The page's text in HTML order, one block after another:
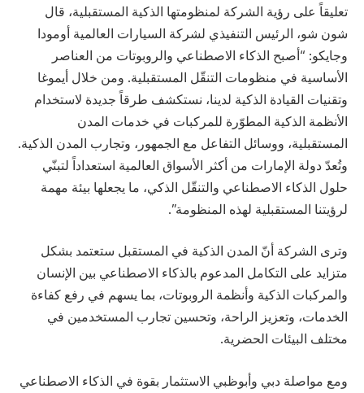
تعليقاً على رؤية الشركة لمنظومتها الذكية المستقبلية، قال
شون شو، الرئيس التنفيذي لشركة السيارات العالمية أومودا
وجايكو: “أصبح الذكاء الاصطناعي والروبوتات من العناصر
الأساسية في منظومات التنقّل المستقبلية. ومن خلال أيموغا
وتقنيات القيادة الذكية لدينا، نستكشف طرقاً جديدة لاستخدام
الأنظمة الذكية المطوّرة للمركبات في خدمات المدن
المستقبلية، ووسائل التفاعل مع الجمهور، وتجارب المدن الذكية.
وتُعدّ دولة الإمارات من أكثر الأسواق العالمية استعداداً لتبنّي
حلول الذكاء الاصطناعي والتنقّل الذكي، ما يجعلها بيئة مهمة
لرؤيتنا المستقبلية لهذه المنظومة”.
وترى الشركة أنّ المدن الذكية في المستقبل ستعتمد بشكل
متزايد على التكامل المدعوم بالذكاء الاصطناعي بين الإنسان
والمركبات الذكية وأنظمة الروبوتات، بما يسهم في رفع كفاءة
الخدمات، وتعزيز الراحة، وتحسين تجارب المستخدمين في
مختلف البيئات الحضرية.
ومع مواصلة دبي وأبوظبي الاستثمار بقوة في الذكاء الاصطناعي